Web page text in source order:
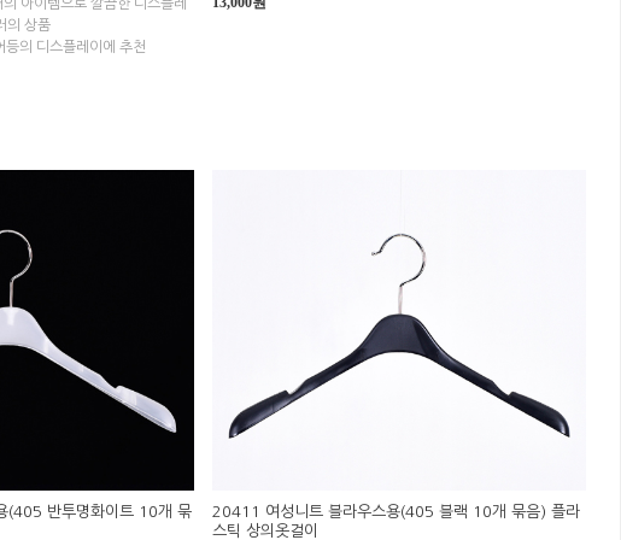
아이템으로 깔끔한 디스플레
의 상품
의 디스플레이에 추천
(405 반투명화이트 10개 묶
20411 여성니트 블라우스용(405 블랙 10개 묶음) 플라
스틱 상의옷걸이